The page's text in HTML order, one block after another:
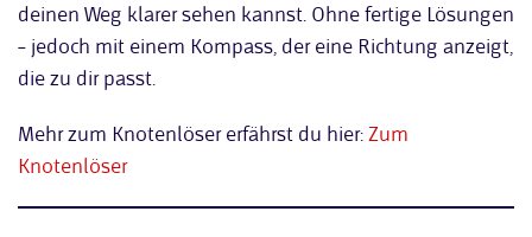
deinen Weg klarer sehen kannst. Ohne fertige Lösungen
– jedoch mit einem Kompass, der eine Richtung anzeigt,
die zu dir passt.
Mehr zum Knotenlöser erfährst du hier: Zum
Knotenlöser